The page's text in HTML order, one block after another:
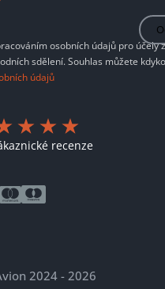
osobních údajů pro účely
sdělení. Souhlas můžete
údajů
recenze
2024 - 2026